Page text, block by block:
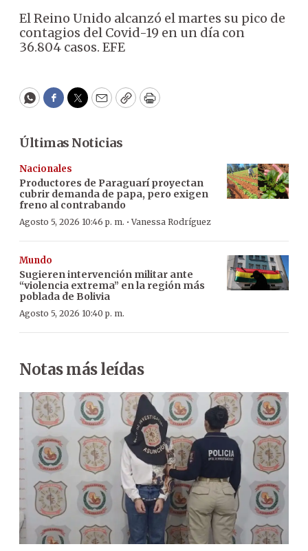
El Reino Unido alcanzó el martes su pico de
contagios del Covid-19 en un día con
36.804 casos. EFE
WhatsApp
Facebook
Twitter
EmailCopyPrint
Últimas Noticias
Nacionales
Productores de Paraguarí proyectan
cubrir demanda de papa, pero exigen
freno al contrabando
Agosto 5, 2026 10:46 p. m. ·Vanessa Rodríguez
Mundo
Sugieren intervención militar ante
“violencia extrema” en la región más
poblada de Bolivia
Agosto 5, 2026 10:40 p. m.
Notas más leídas